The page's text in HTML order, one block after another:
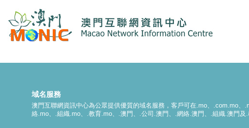
域名服務
澳門互聯網資訊中心為公眾提供優質的域名服務，客戶可在.mo、.com.mo、
絡.mo、.組織.mo、.教育.mo、.澳門、.公司.澳門、.網絡.澳門、.組織.澳門及.